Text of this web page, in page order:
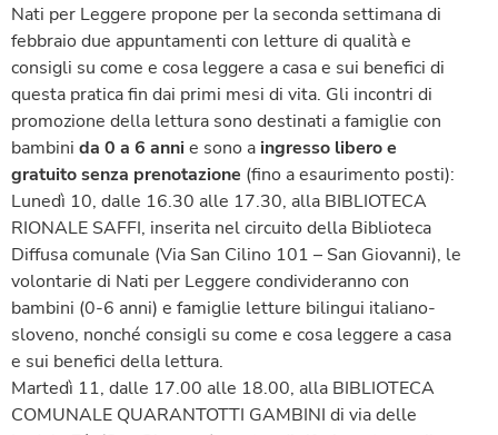
Nati per Leggere propone per la seconda settimana di
febbraio due appuntamenti con letture di qualità e
consigli su come e cosa leggere a casa e sui benefici di
questa pratica fin dai primi mesi di vita. Gli incontri di
promozione della lettura sono destinati a famiglie con
bambini da 0 a 6 annie sono a ingresso libero e
gratuito senza prenotazione (fino a esaurimento posti):
Lunedì 10, dalle 16.30 alle 17.30, alla BIBLIOTECA
RIONALE SAFFI, inserita nel circuito della Biblioteca
Diffusa comunale (Via San Cilino 101 – San Giovanni), le
volontarie di Nati per Leggere condivideranno con
bambini (0-6 anni) e famiglie letture bilingui italiano-
sloveno, nonché consigli su come e cosa leggere a casa
e sui benefici della lettura.
Martedì 11, dalle 17.00 alle 18.00, alla BIBLIOTECA
COMUNALE QUARANTOTTI GAMBINI di via delle